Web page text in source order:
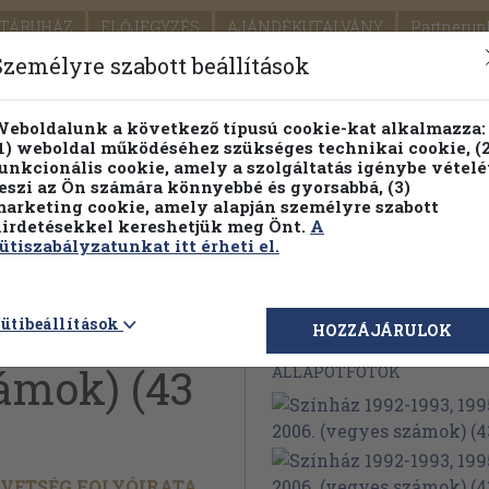
ELŐJEGYZÉS AJÁNDÉKUTALVÁNY
SEGÍTSÉG
PILLANATNYI ÁRAINK FENNTARTHATÓ
Részletes kereső Témaköri fa
1995-
(43
Megvásárolható
ÁLLAPOTFOTÓK
szabott beállítások
a következő típusú cookie-kat alkalmazza:
weboldal működéséhez szükséges technikai cookie,
cookie, amely a szolgáltatás igénybe
az Ön számára könnyebbé és gyorsabbá, (3)
cookie, amely alapján személyre szabott
kereshetjük meg Önt. A
itt érheti el.
HOZZÁJÁRULOK